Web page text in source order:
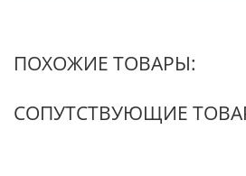
ПОХОЖИЕ ТОВАРЫ:
СОПУТСТВУЮЩИЕ